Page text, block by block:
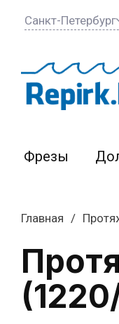
Санкт-Петербург
Фрезы
Главная /